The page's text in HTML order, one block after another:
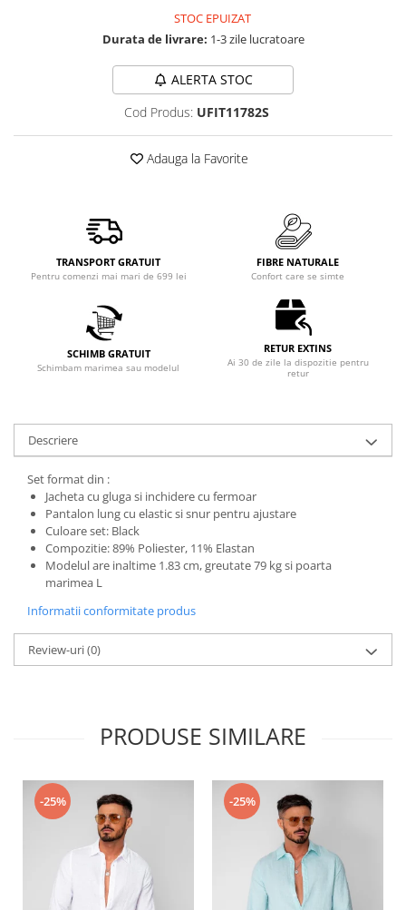
STOC EPUIZAT
Durata de livrare: 1-3 zile lucratoare
ALERTA STOC
Cod Produs: UFIT11782S
Adauga la Favorite
TRANSPORT GRATUIT
Pentru comenzi mai mari de 699 lei
FIBRE NATURALE
Confort care se simte
SCHIMB GRATUIT
Schimbam marimea sau modelul
RETUR EXTINS
Ai 30 de zile la dispozitie pentru
retur
Descriere
Set format din :
Jacheta cu gluga si inchidere cu fermoar
Pantalon lung cu elastic si snur pentru ajustare
Culoare set: Black
Compozitie: 89% Poliester, 11% Elastan
Modelul are inaltime 1.83 cm, greutate 79 kg si poarta
marimea L
Informatii conformitate produs
Review-uri(0)
PRODUSE SIMILARE
-25% -25%